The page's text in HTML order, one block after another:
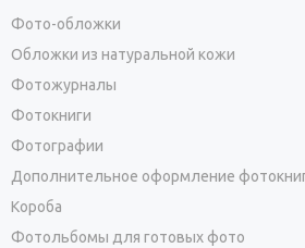
Фото-обложки
Обложки из натуральной кожи
Фотожурналы
Фотокниги
Фотографии
Дополнительное оформление
Короба
Фотольбомы для готовых фото